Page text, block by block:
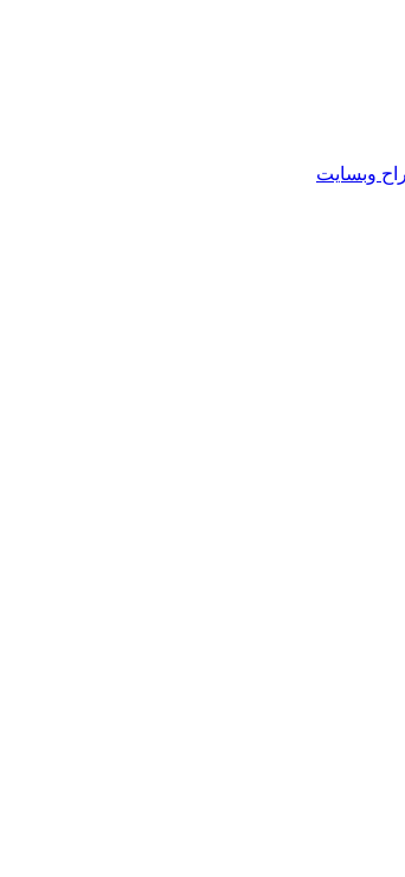
وبسایت